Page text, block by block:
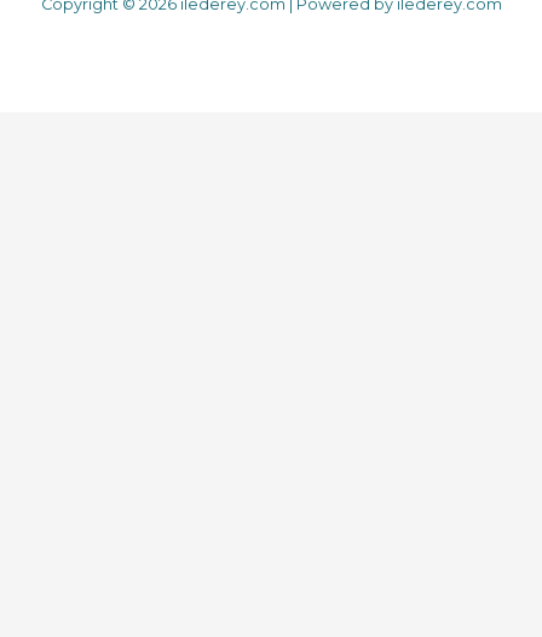
Copyright © 2026 ilederey.com | Powered by ilederey.com